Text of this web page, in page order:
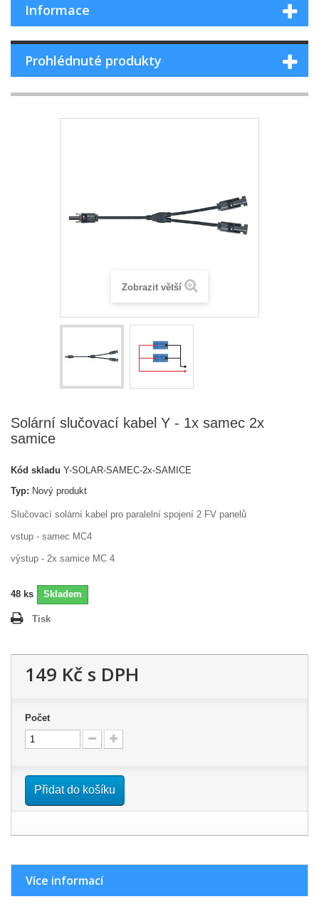
Informace
Prohlédnuté produkty
Zobrazit větší
Solární slučovací kabel Y - 1x samec 2x
samice
Kód skladu Y-SOLAR-SAMEC-2x-SAMICE
Typ: Nový produkt
Slučovací solární kabel pro paralelní spojení 2 FV panelů
vstup - samec MC4
výstup - 2x samice MC 4
48 ks Skladem
Tisk
149 Kč s DPH
Počet
Přidat do košíku
Více informací